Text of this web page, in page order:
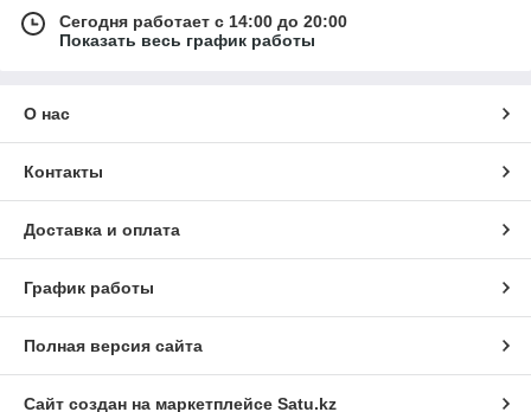
Сегодня работает с 14:00 до 20:00
Показать весь график работы
О нас
Контакты
Доставка и оплата
График работы
Полная версия сайта
Сайт создан на маркетплейсе Satu.kz